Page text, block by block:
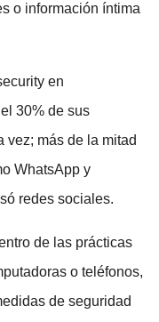
o información íntima
en
30% de sus
vez; más de la mitad
WhatsApp y
redes sociales.
de las prácticas
o teléfonos,
de seguridad